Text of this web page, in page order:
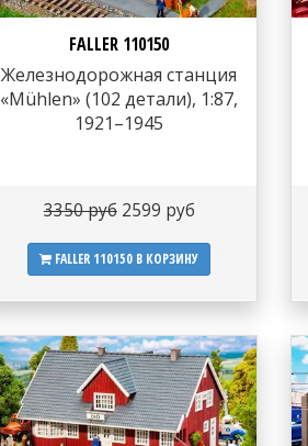
FALLER 110150
Железнодорожная станция
«Mühlen» (102 детали), 1:87,
1921–1945
3350 руб 2599 руб
FALLER 110150 В КОРЗИНУ